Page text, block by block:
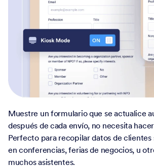
Muestre un formulario que se actualice
después de cada envío, no necesita
Perfecto para recopilar datos de clientes
en conferencias, ferias de negocios, u
muchos asistentes.